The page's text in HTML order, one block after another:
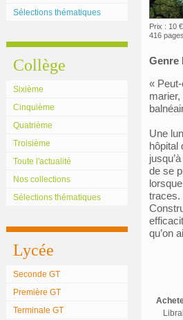
Sélections thématiques
Collège
Sixième
Cinquième
Quatrième
Troisième
Toute l'actualité
Nos collections
Sélections thématiques
Lycée
Seconde GT
Première GT
Terminale GT
Prix : 10 €
416 pages
Genre
«
Une
hôpital
de se
traces.
qu’on